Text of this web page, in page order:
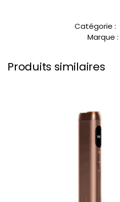
Catégorie :
Marque :
Produits similaires